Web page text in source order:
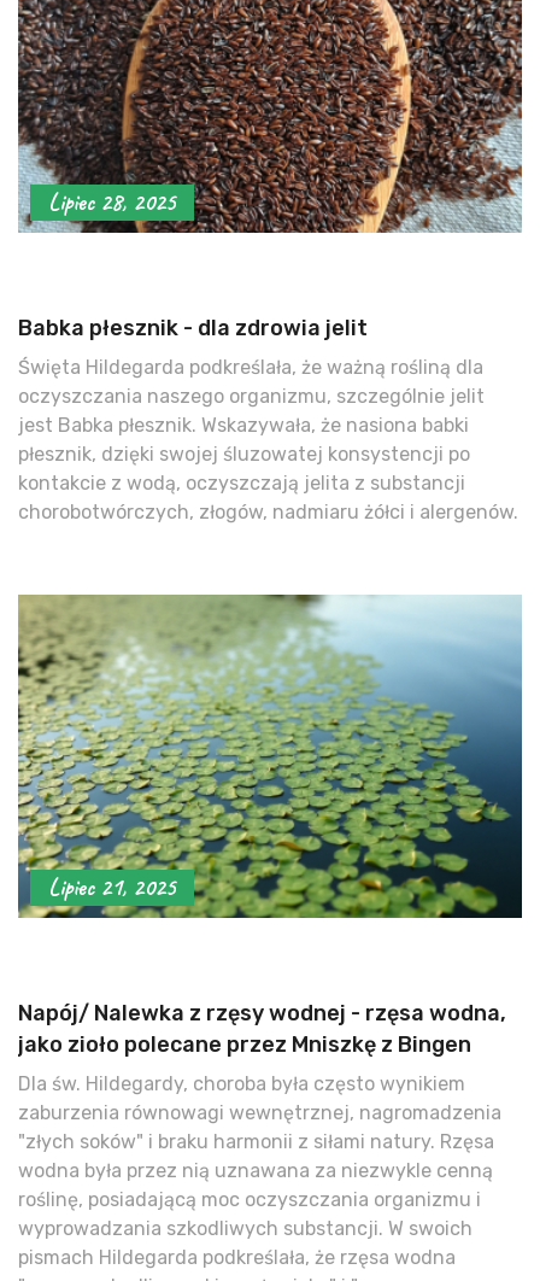
Lipiec 28, 2025
Babka płesznik - dla zdrowia jelit
Święta Hildegarda podkreślała, że ważną rośliną dla
oczyszczania naszego organizmu, szczególnie jelit
jest Babka płesznik. Wskazywała, że nasiona babki
płesznik, dzięki swojej śluzowatej konsystencji po
kontakcie z wodą, oczyszczają jelita z substancji
chorobotwórczych, złogów, nadmiaru żółci i alergenów.
Lipiec 21, 2025
Napój/ Nalewka z rzęsy wodnej - rzęsa wodna,
jako zioło polecane przez Mniszkę z Bingen
Dla św. Hildegardy, choroba była często wynikiem
zaburzenia równowagi wewnętrznej, nagromadzenia
"złych soków" i braku harmonii z siłami natury. Rzęsa
wodna była przez nią uznawana za niezwykle cenną
roślinę, posiadającą moc oczyszczania organizmu i
wyprowadzania szkodliwych substancji. W swoich
pismach Hildegarda podkreślała, że rzęsa wodna